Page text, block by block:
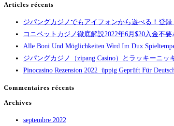
Articles récents
ジパングカジノでもアイフォンから遊べる！登
コニベットカジノ徹底解説2022年6月$20入金不
Alle Boni Und Möglichkeiten Wird Im Dux
ジパングカジノ（zipang Casino）とラッキーニッ
Pinocasino Rezension 2022 ️ üppig Geprüft Für
Commentaires récents
Archives
septembre 2022